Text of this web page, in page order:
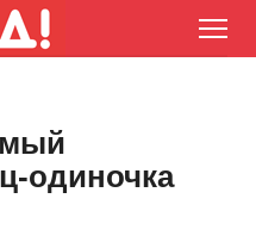
одиночка